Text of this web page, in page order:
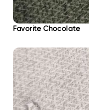
Favorite Chocolate